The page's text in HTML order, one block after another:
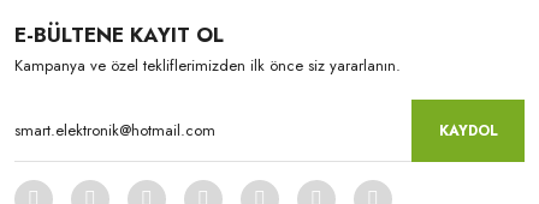
E-BÜLTENE KAYIT OL
Kampanya ve özel tekliflerimizden ilk önce siz yararlanın.
KAYDOL